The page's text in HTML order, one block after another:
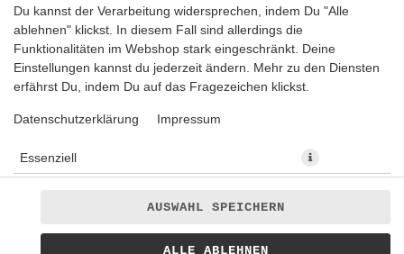
Du kannst der Verarbeitung widersprechen, indem Du "Alle
ablehnen" klickst. In diesem Fall sind allerdings die
Funktionalitäten im Webshop stark eingeschränkt. Deine
Einstellungen kannst du jederzeit ändern. Mehr zu den Diensten
erfährst Du, indem Du auf das Fragezeichen klickst.
Datenschutzerklärung Impressum
Essenziell
AUSWAHL SPEICHERN
ALLE ABLEHNEN
Hausgemachte Granatapfel Limo mit Granatapfelkernen,